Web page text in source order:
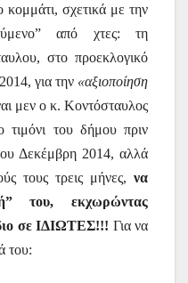
κομμάτι, σχετικά με την
από χτες: τη
στο προεκλογικό
για την «αξιοποίηση
μεν ο κ. Κοντόσταυλος
τιμόνι του δήμου πριν
Δεκέμβρη 2014, αλλά
τους τρεις μήνες, να
του, εκχωρώντας
σε ΙΔΙΩΤΕΣ!!! Για να
του: